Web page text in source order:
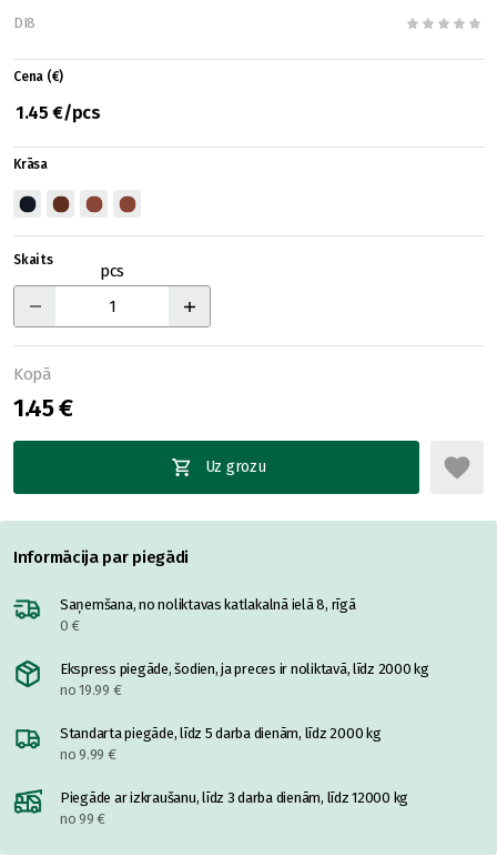
DI8
Cena (€)
1.45 €/pcs
Krāsa
Skaits
pcs
Kopā
1.45 €
Uz grozu
Informācija par piegādi
Saņemšana, no noliktavas katlakalnā ielā 8, rīgā
0 €
Ekspress piegāde, šodien, ja preces ir noliktavā, līdz 2000 kg
no 19.99 €
Standarta piegāde, līdz 5 darba dienām, līdz 2000 kg
no 9.99 €
Piegāde ar izkraušanu, līdz 3 darba dienām, līdz 12000 kg
no 99 €